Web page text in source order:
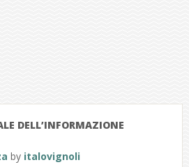
DELL’INFORMAZIONE
by italovignoli